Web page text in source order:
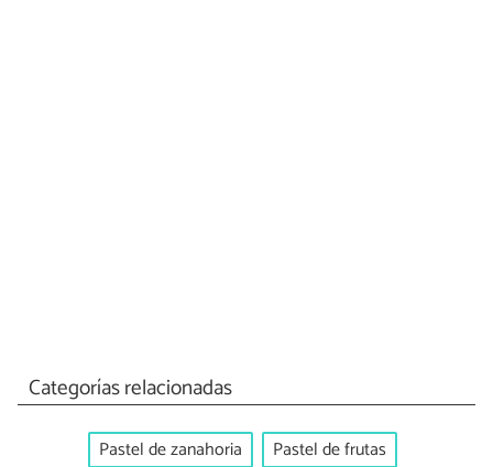
Categorías relacionadas
Pastel de zanahoria
Pastel de frutas